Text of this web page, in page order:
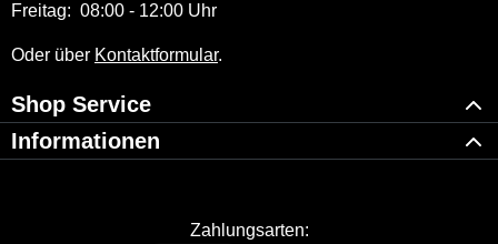
Freitag: 08:00 - 12:00 Uhr
Oder über Kontaktformular.
Shop Service
Informationen
Zahlungsarten: